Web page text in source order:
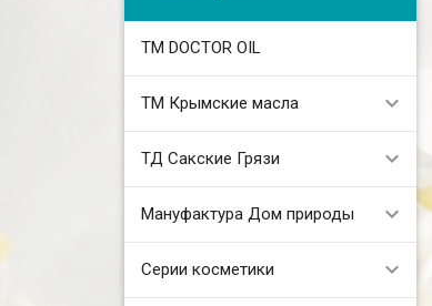
ТМ DOCTOR OIL
ТМ Крымские масла
ТД Сакские Грязи
Мануфактура Дом природы
Серии косметики